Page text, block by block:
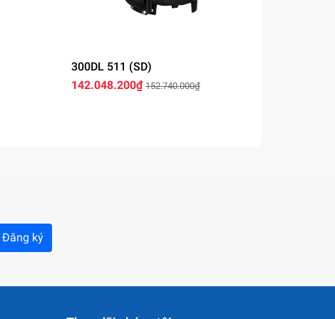
300DL 511 (SD)
142.048.200₫ 152.740.000₫
Đăng ký